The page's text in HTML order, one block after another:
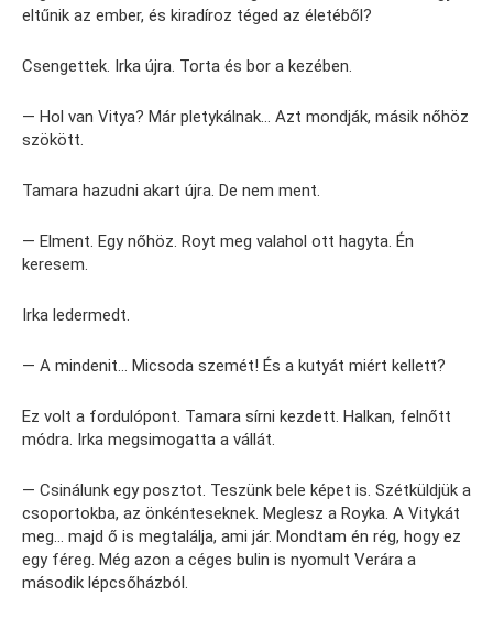
eltűnik az ember, és kiradíroz téged az életéből?
Csengettek. Irka újra. Torta és bor a kezében.
— Hol van Vitya? Már pletykálnak… Azt mondják, másik nőhöz
szökött.
Tamara hazudni akart újra. De nem ment.
— Elment. Egy nőhöz. Royt meg valahol ott hagyta. Én
keresem.
Irka ledermedt.
— A mindenit… Micsoda szemét! És a kutyát miért kellett?
Ez volt a fordulópont. Tamara sírni kezdett. Halkan, felnőtt
módra. Irka megsimogatta a vállát.
— Csinálunk egy posztot. Teszünk bele képet is. Szétküldjük a
csoportokba, az önkénteseknek. Meglesz a Royka. A Vitykát
meg… majd ő is megtalálja, ami jár. Mondtam én rég, hogy ez
egy féreg. Még azon a céges bulin is nyomult Verára a
második lépcsőházból.